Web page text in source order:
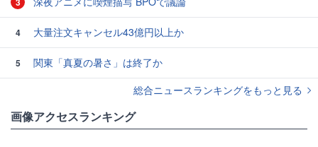
4 大量注文キャンセル43億円以上か
5
関東「真夏の暑さ」は終了か
総合ニュースランキングをもっと見る
画像アクセスランキング